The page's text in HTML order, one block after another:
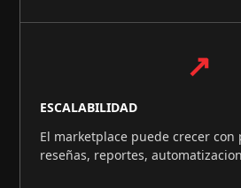
↗
ESCALABILIDAD
El marketplace puede crecer con
reseñas, reportes,